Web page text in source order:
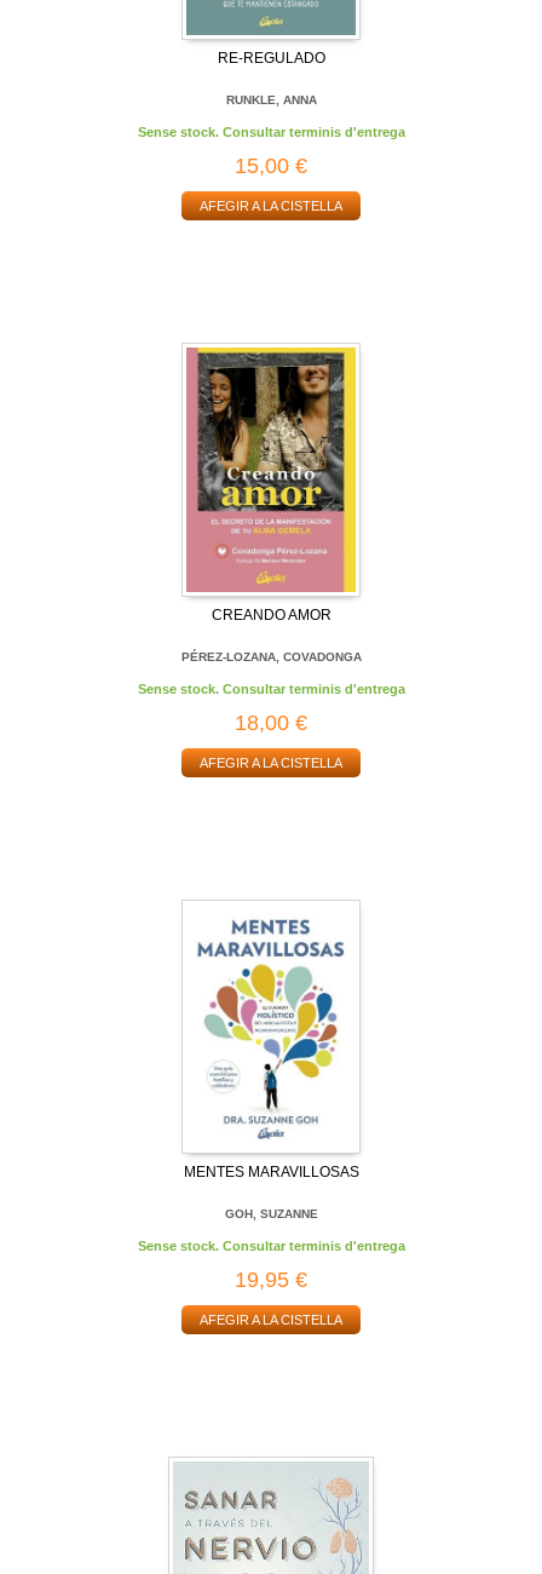
RE-REGULADO
RUNKLE, ANNA
Sense stock. Consultar terminis d'entrega
15,00 €
AFEGIR A LA CISTELLA
CREANDO AMOR
PÉREZ-LOZANA, COVADONGA
Sense stock. Consultar terminis d'entrega
18,00 €
AFEGIR A LA CISTELLA
MENTES MARAVILLOSAS
GOH, SUZANNE
Sense stock. Consultar terminis d'entrega
19,95 €
AFEGIR A LA CISTELLA